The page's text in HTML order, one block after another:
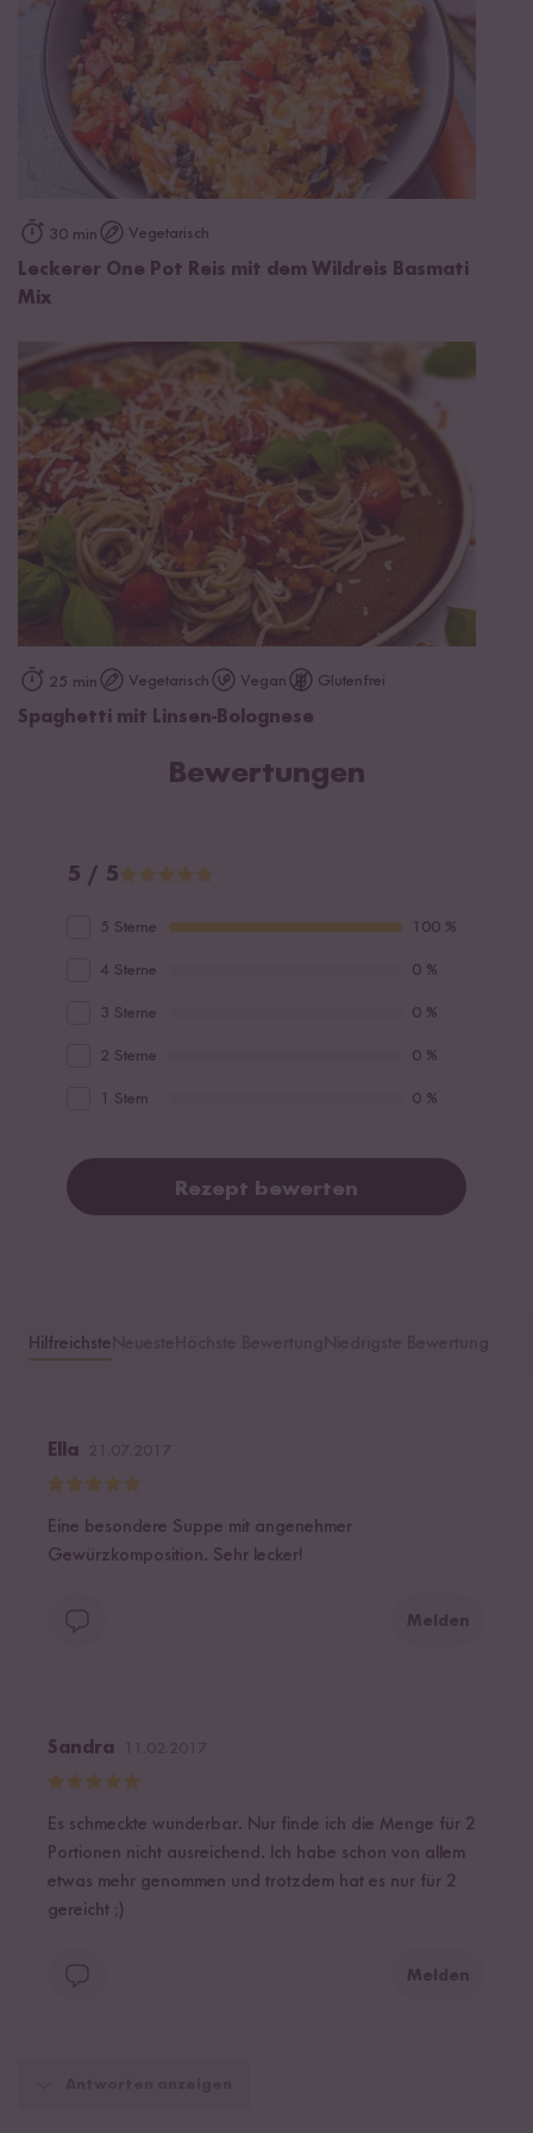
30 min Vegetarisch
Leckerer One Pot Reis mit dem Wildreis Basmati
Mix
25 min Vegetarisch Vegan Glutenfrei
Spaghetti mit Linsen-Bolognese
Bewertungen
5 / 5
5 Sterne 100 %
4 Sterne 0 %
3 Sterne 0 %
2 Sterne 0 %
1 Stern 0 %
Rezept bewerten
Hilfreichste
Ella
Eine besondere Suppe mit angenehmer
Gewürzkomposition. Sehr lecker!
Melden
Sandra
Es schmeckte wunderbar. Nur finde ich die Menge für 2
Portionen nicht ausreichend. Ich habe schon von allem
etwas mehr genommen und trotzdem hat es nur für 2
gereicht ;)
Melden